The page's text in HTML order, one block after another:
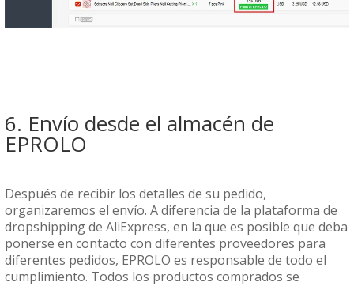
6. Envío desde el almacén de
EPROLO
Después de recibir los detalles de su pedido,
organizaremos el envío. A diferencia de la plataforma de
dropshipping de AliExpress, en la que es posible que deba
ponerse en contacto con diferentes proveedores para
diferentes pedidos, EPROLO es responsable de todo el
cumplimiento. Todos los productos comprados se